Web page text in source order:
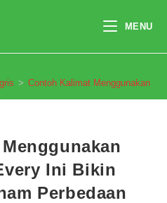
MENU
> Contoh Kalimat Menggunakan
Ini Bikin
Perbedaan